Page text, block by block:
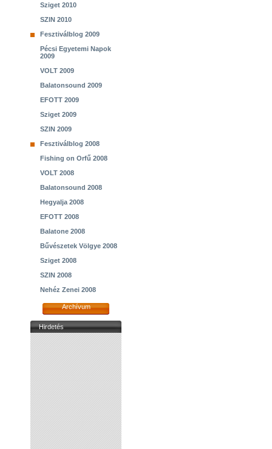
Sziget 2010
SZIN 2010
Fesztiválblog 2009
Pécsi Egyetemi Napok
2009
VOLT 2009
Balatonsound 2009
EFOTT 2009
Sziget 2009
SZIN 2009
Fesztiválblog 2008
Fishing on Orfű 2008
VOLT 2008
Balatonsound 2008
Hegyalja 2008
EFOTT 2008
Balatone 2008
Bűvészetek Völgye 2008
Sziget 2008
SZIN 2008
Nehéz Zenei 2008
Archívum
Hirdetés